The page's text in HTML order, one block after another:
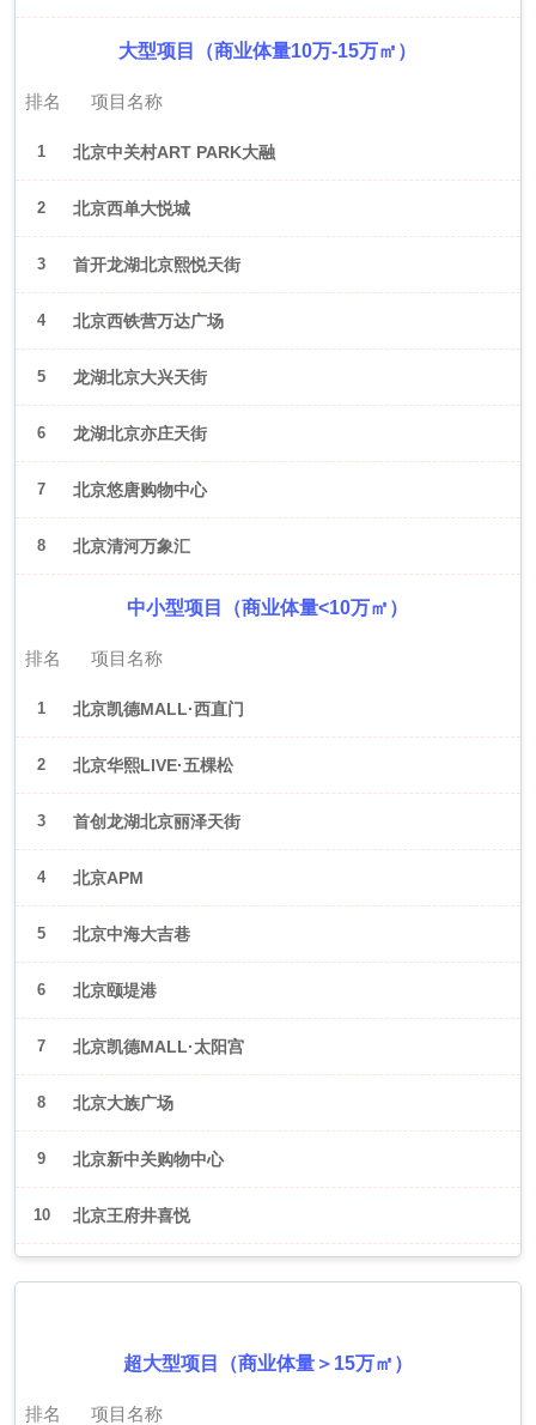
大型项目（商业体量10万-15万㎡）
排名 项目名称
1 北京中关村ART PARK大融
城
2 北京西单大悦城
3 首开龙湖北京熙悦天街
4 北京西铁营万达广场
5 龙湖北京大兴天街
6 龙湖北京亦庄天街
7 北京悠唐购物中心
8 北京清河万象汇
中小型项目（商业体量<10万㎡）
排名 项目名称
1 北京凯德MALL·西直门
2 北京华熙LIVE·五棵松
3 首创龙湖北京丽泽天街
4 北京APM
5 北京中海大吉巷
6 北京颐堤港
7 北京凯德MALL·太阳宫
8 北京大族广场
9 北京新中关购物中心
10 北京王府井喜悦
超大型项目（商业体量＞15万㎡）
排名 项目名称